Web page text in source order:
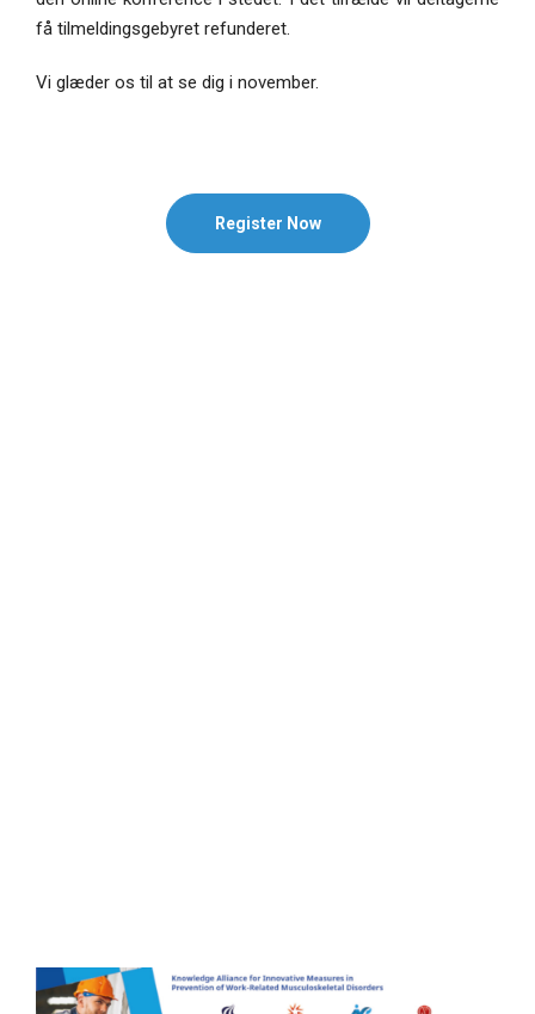
få tilmeldingsgebyret refunderet.
Vi glæder os til at se dig i november.
Register Now